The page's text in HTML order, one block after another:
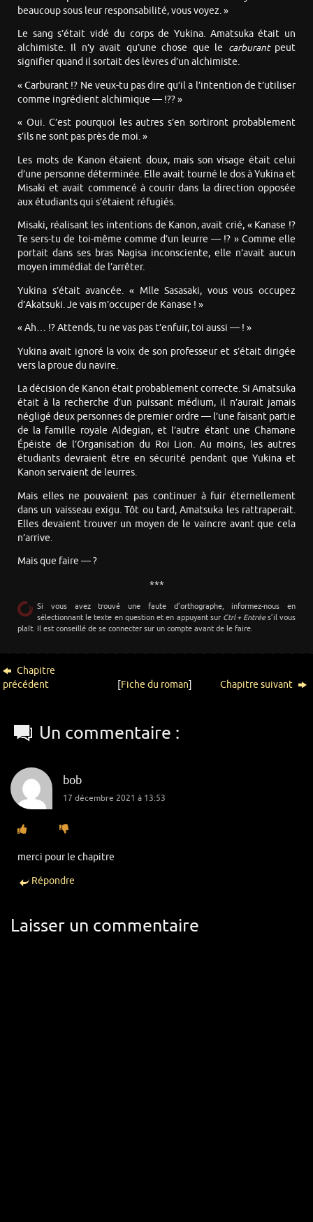
beaucoup sous leur responsabilité, vous voyez. »
Le sang s’était vidé du corps de Yukina. Amatsuka était un
alchimiste. Il n’y avait qu’une chose que le carburant peut
signifier quand il sortait des lèvres d’un alchimiste.
« Carburant !? Ne veux-tu pas dire qu’il a l’intention de t’utiliser
comme ingrédient alchimique — !?? »
« Oui. C’est pourquoi les autres s’en sortiront probablement
s’ils ne sont pas près de moi. »
Les mots de Kanon étaient doux, mais son visage était celui
d’une personne déterminée. Elle avait tourné le dos à Yukina et
Misaki et avait commencé à courir dans la direction opposée
aux étudiants qui s’étaient réfugiés.
Misaki, réalisant les intentions de Kanon, avait crié, « Kanase !?
Te sers-tu de toi-même comme d’un leurre — !? » Comme elle
portait dans ses bras Nagisa inconsciente, elle n’avait aucun
moyen immédiat de l’arrêter.
Yukina s’était avancée. « Mlle Sasasaki, vous vous occupez
d’Akatsuki. Je vais m’occuper de Kanase ! »
« Ah… !? Attends, tu ne vas pas t’enfuir, toi aussi — ! »
Yukina avait ignoré la voix de son professeur et s’était dirigée
vers la proue du navire.
La décision de Kanon était probablement correcte. Si Amatsuka
était à la recherche d’un puissant médium, il n’aurait jamais
négligé deux personnes de premier ordre — l’une faisant partie
de la famille royale Aldegian, et l’autre étant une Chamane
Épéiste de l’Organisation du Roi Lion. Au moins, les autres
étudiants devraient être en sécurité pendant que Yukina et
Kanon servaient de leurres.
Mais elles ne pouvaient pas continuer à fuir éternellement
dans un vaisseau exigu. Tôt ou tard, Amatsuka les rattraperait.
Elles devaient trouver un moyen de le vaincre avant que cela
n’arrive.
Mais que faire — ?
***
Si vous avez trouvé une faute d’orthographe, informez-nous en
sélectionnant le texte en question et en appuyant sur Ctrl + Entrées’il vous
plaît. Il est conseillé de se connecter sur un compte avant de le faire.
Chapitre
précédent
[Fiche du roman] Chapitre suivant
Un commentaire :
bob
17 décembre 2021 à 13:53
merci pour le chapitre
Répondre
Laisser un commentaire